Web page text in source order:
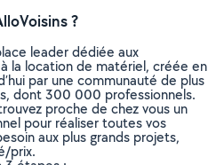
?
leader dédiée aux
la location de matériel, créée en
par une communauté de plus
dont 300 000 professionnels.
proche de chez vous un
pour réaliser toutes vos
aux plus grands projets,
prix.